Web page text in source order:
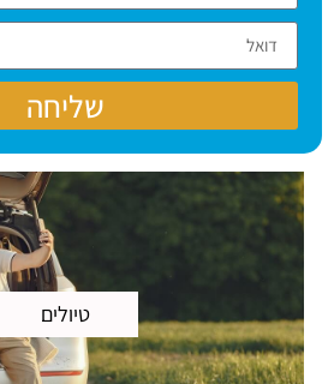
שליחה
טיולים